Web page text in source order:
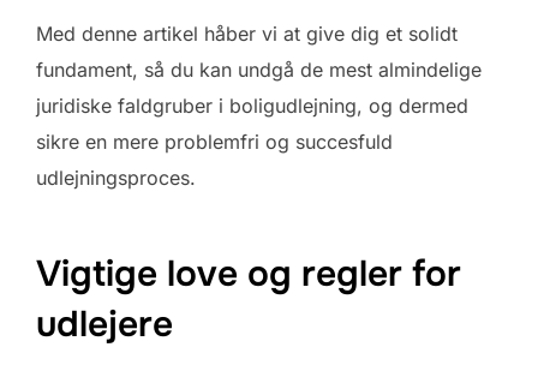
Med denne artikel håber vi at give dig et solidt
fundament, så du kan undgå de mest almindelige
juridiske faldgruber i boligudlejning, og dermed
sikre en mere problemfri og succesfuld
udlejningsproces.
Vigtige love og regler for
udlejere